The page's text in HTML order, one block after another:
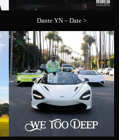
Dante YN – Date >